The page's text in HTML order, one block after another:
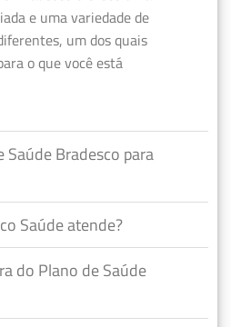
e uma variedade de
um dos quais
o que você está
Saúde Bradesco para
Saúde atende?
do Plano de Saúde